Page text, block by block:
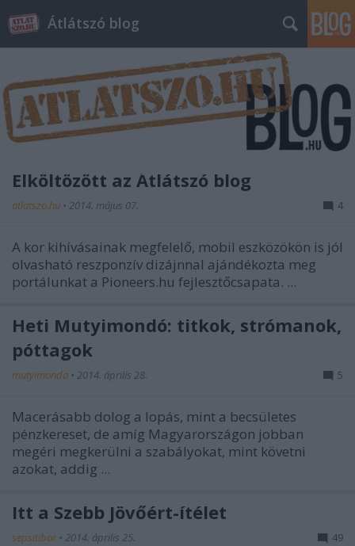
Átlátszó blog
Elköltözött az Átlátszó blog
atlatszo.hu • 2014. május 07. 4
A kor kihívásainak megfelelő, mobil eszközökön is jól
olvasható reszponzív dizájnnal ajándékozta meg
portálunkat a Pioneers.hu fejlesztőcsapata. ...
Heti Mutyimondó: titkok, strómanok,
póttagok
mutyimondo • 2014. április 28. 5
Macerásabb dolog a lopás, mint a becsületes
pénzkereset, de amíg Magyarországon jobban
megéri megkerülni a szabályokat, mint követni
azokat, addig ...
Itt a Szebb Jövőért-ítélet
sepsitibor • 2014. április 25. 49